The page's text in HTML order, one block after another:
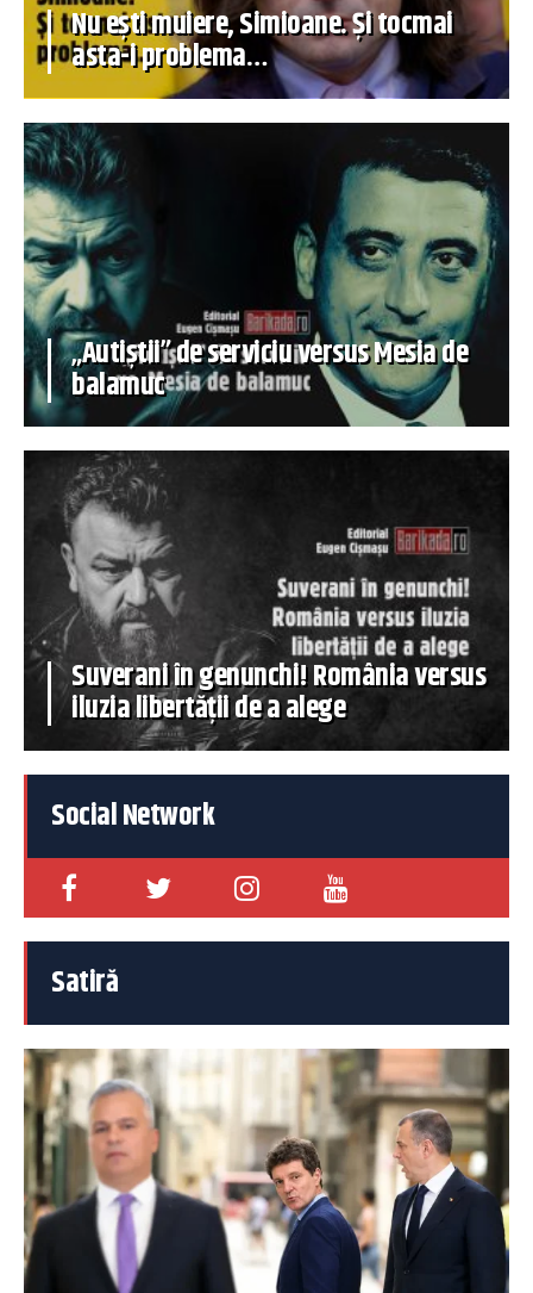
Nu ești muiere, Simioane. Și tocmai
asta-i problema…
„Autiștii” de serviciu versus Mesia de
balamuc
Suverani în genunchi! România versus
iluzia libertății de a alege
Social Network
Satiră